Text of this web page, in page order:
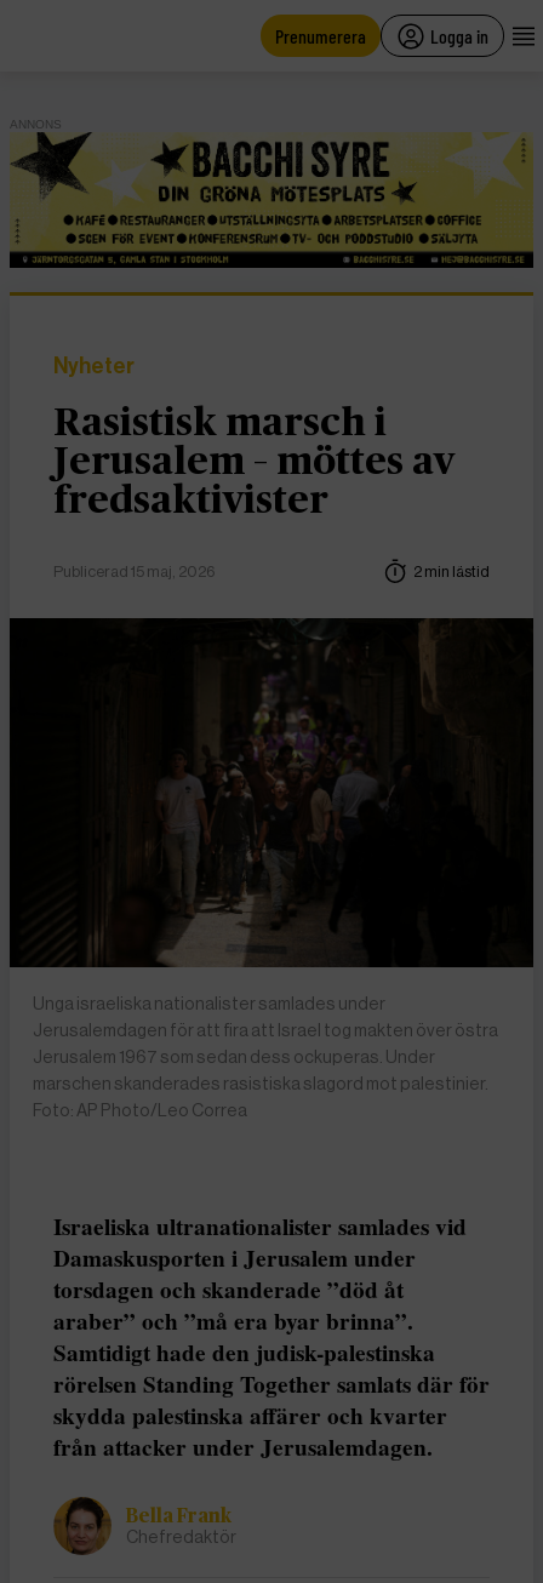
Prenumerera Logga in
ANNONS
Nyheter
Rasistisk marsch i
Jerusalem – möttes av
fredsaktivister
Publicerad 15 maj, 2026 2 min lästid
Unga israeliska nationalister samlades under
Jerusalemdagen för att fira att Israel tog makten över östra
Jerusalem 1967 som sedan dess ockuperas. Under
marschen skanderades rasistiska slagord mot palestinier.
Foto: AP Photo/Leo Correa
Israeliska ultranationalister samlades vid
Damaskusporten i Jerusalem under
torsdagen och skanderade ”död åt
araber” och ”må era byar brinna”.
Samtidigt hade den judisk-palestinska
rörelsen Standing Together samlats där för
skydda palestinska affärer och kvarter
från attacker under Jerusalemdagen.
Bella Frank
Chefredaktör